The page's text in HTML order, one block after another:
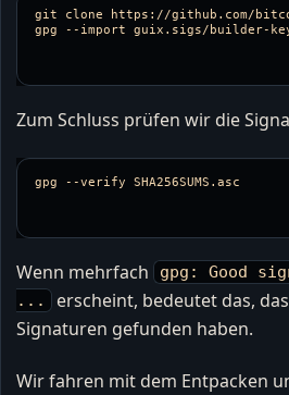
git clone https://github.com/
Zum Schluss prüfen wir die
Wenn mehrfach
gpg: Good
...
erscheint, bedeutet das,
Signaturen gefunden haben.
Wir fahren mit dem Entpacken